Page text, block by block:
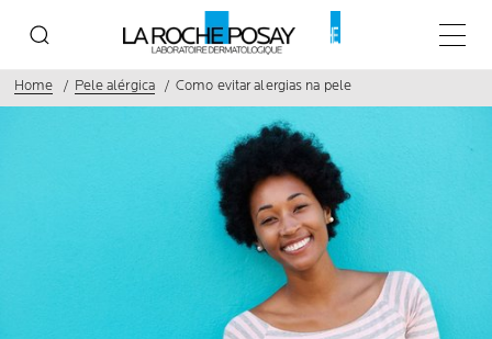
Menu
Home Pele alérgica Como evitar alergias na pele